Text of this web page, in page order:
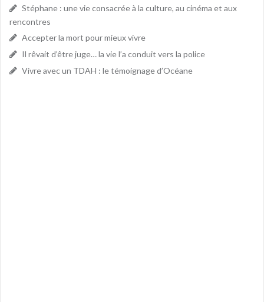
Stéphane : une vie consacrée à la culture, au cinéma et aux
rencontres
Accepter la mort pour mieux vivre
Il rêvait d’être juge… la vie l’a conduit vers la police
Vivre avec un TDAH : le témoignage d’Océane